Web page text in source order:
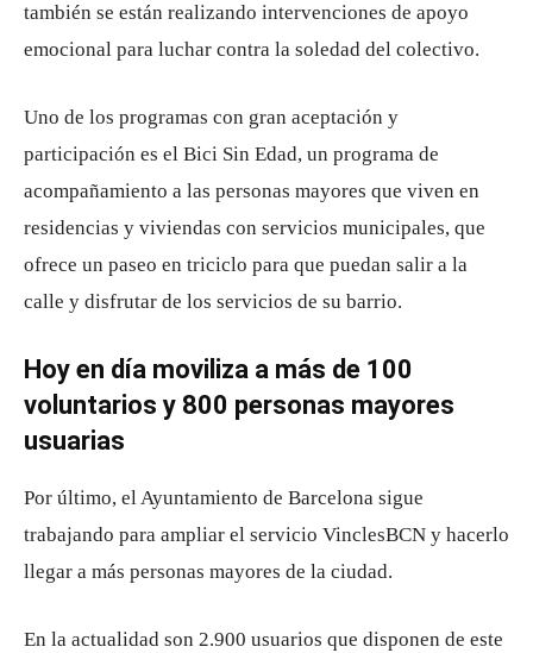
también se están realizando intervenciones de apoyo
emocional para luchar contra la soledad del colectivo.
Uno de los programas con gran aceptación y
participación es el Bici Sin Edad, un programa de
acompañamiento a las personas mayores que viven en
residencias y viviendas con servicios municipales, que
ofrece un paseo en triciclo para que puedan salir a la
calle y disfrutar de los servicios de su barrio.
Hoy en día moviliza a más de 100
voluntarios y 800 personas mayores
usuarias
Por último, el Ayuntamiento de Barcelona sigue
trabajando para ampliar el servicio VinclesBCN y hacerlo
llegar a más personas mayores de la ciudad.
En la actualidad son 2.900 usuarios que disponen de este